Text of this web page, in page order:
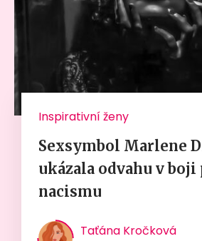
Inspirativní ženy
Sexsymbol Marlene
ukázala odvahu v
nacismu
Taťána Kročková